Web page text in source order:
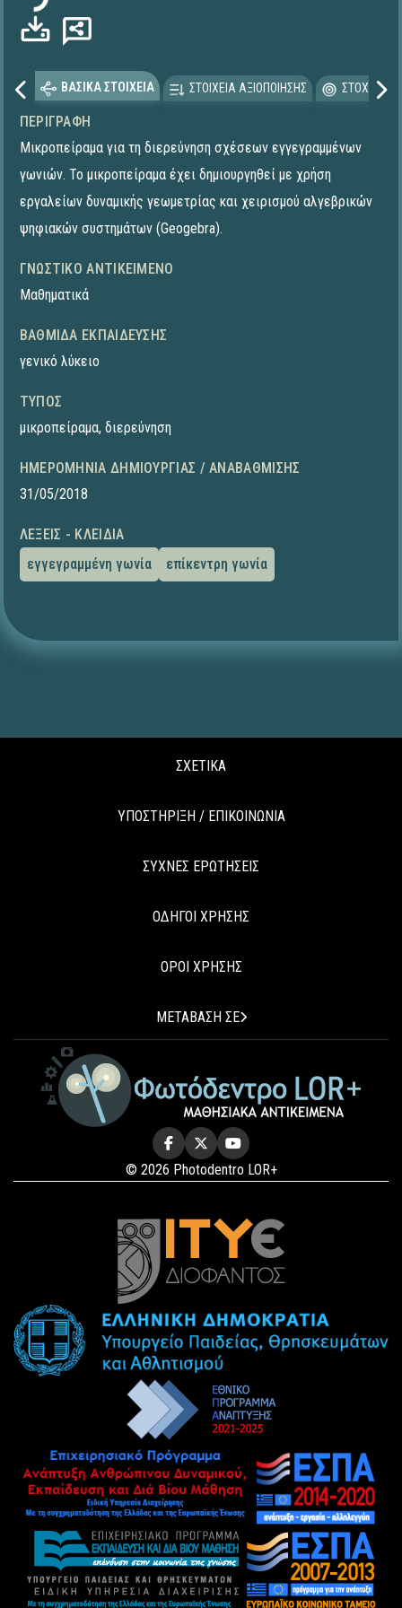
ΒΑΣΙΚΑ ΣΤΟΙΧΕΙΑ ΣΤΟΙΧΕΙΑ ΑΞΙΟΠΟΙΗΣΗΣ
ΠΕΡΙΓΡΑΦΉ
Μικροπείραμα για τη διερεύνηση σχέσεων εγγεγραμμένων
γωνιών. To μικροπείραμα έχει δημιουργηθεί με χρήση
εργαλείων δυναμικής γεωμετρίας και χειρισμού αλγεβρικών
ψηφιακών συστημάτων (Geogebra).
ΓΝΩΣΤΙΚΌ ΑΝΤΙΚΕΊΜΕΝΟ
Μαθηματικά
ΒΑΘΜΊΔΑ ΕΚΠΑΊΔΕΥΣΗΣ
γενικό λύκειο
ΤΎΠΟΣ
μικροπείραμα, διερεύνηση
ΗΜΕΡΟΜΗΝΊΑ ΔΗΜΙΟΥΡΓΊΑΣ / ΑΝΑΒΆΘΜΙΣΗΣ
31/05/2018
ΛΈΞΕΙΣ - ΚΛΕΙΔΙΆ
εγγεγραμμένη γωνία
επίκεντρη γωνία
ΣΧΕΤΙΚΑ
ΥΠΟΣΤΗΡΙΞΗ / ΕΠΙΚΟΙΝΩΝΙΑ
ΣΥΧΝΕΣ ΕΡΩΤΗΣΕΙΣ
ΟΔΗΓΟΙ ΧΡΗΣΗΣ
ΟΡΟΙ ΧΡΗΣΗΣ
ΜΕΤΑΒΑΣΗ ΣΕ
© 2026 Photodentro LOR+